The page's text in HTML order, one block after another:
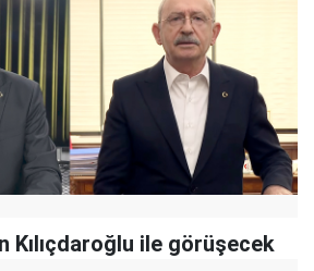
Kılıçdaroğlu ile görüşecek